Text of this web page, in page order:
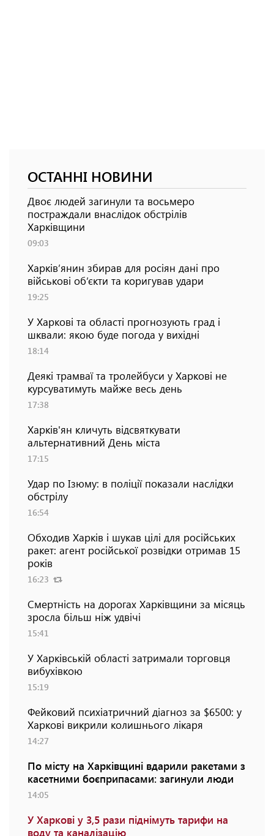
ОСТАННІ НОВИНИ
Двоє людей загинули та восьмеро
постраждали внаслідок обстрілів
Харківщини
09:03
Харків’янин збирав для росіян дані про
військові об’єкти та коригував удари
19:25
У Харкові та області прогнозують град і
шквали: якою буде погода у вихідні
18:14
Деякі трамваї та тролейбуси у Харкові не
курсуватимуть майже весь день
17:38
Харків'ян кличуть відсвяткувати
альтернативний День міста
17:15
Удар по Ізюму: в поліції показали наслідки
обстрілу
16:54
Обходив Харків і шукав цілі для російських
ракет: агент російської розвідки отримав 15
років
16:23
Смертність на дорогах Харківщини за місяць
зросла більш ніж удвічі
15:41
У Харківській області затримали торговця
вибухівкою
15:19
Фейковий психіатричний діагноз за $6500: у
Харкові викрили колишнього лікаря
14:27
По місту на Харківщині вдарили ракетами з
касетними боєприпасами: загинули люди
14:05
У Харкові у 3,5 рази піднімуть тарифи на
воду та каналізацію